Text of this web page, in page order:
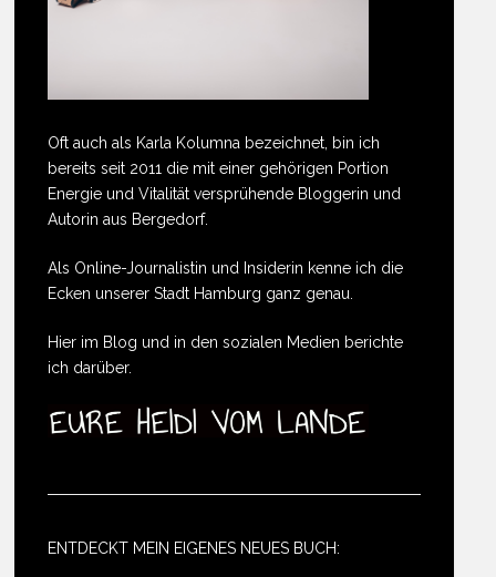
Oft auch als Karla Kolumna bezeichnet, bin ich
bereits seit 2011 die mit einer gehörigen Portion
Energie und Vitalität versprühende Bloggerin und
Autorin aus Bergedorf.
Als Online-Journalistin und Insiderin kenne ich die
Ecken unserer Stadt Hamburg ganz genau.
Hier im Blog und in den sozialen Medien berichte
ich darüber.
ENTDECKT MEIN EIGENES NEUES BUCH: